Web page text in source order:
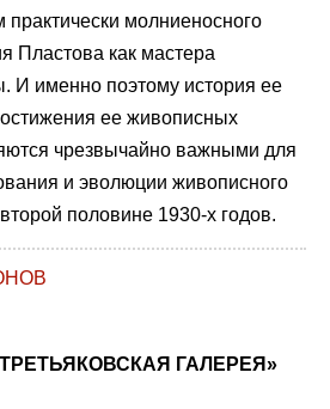
практически молниеносного
Пластова как мастера
И именно поэтому история ее
ее живописных
чрезвычайно важными для
и эволюции живописного
половине 1930-х годов.
ГАЛЕРЕЯ»